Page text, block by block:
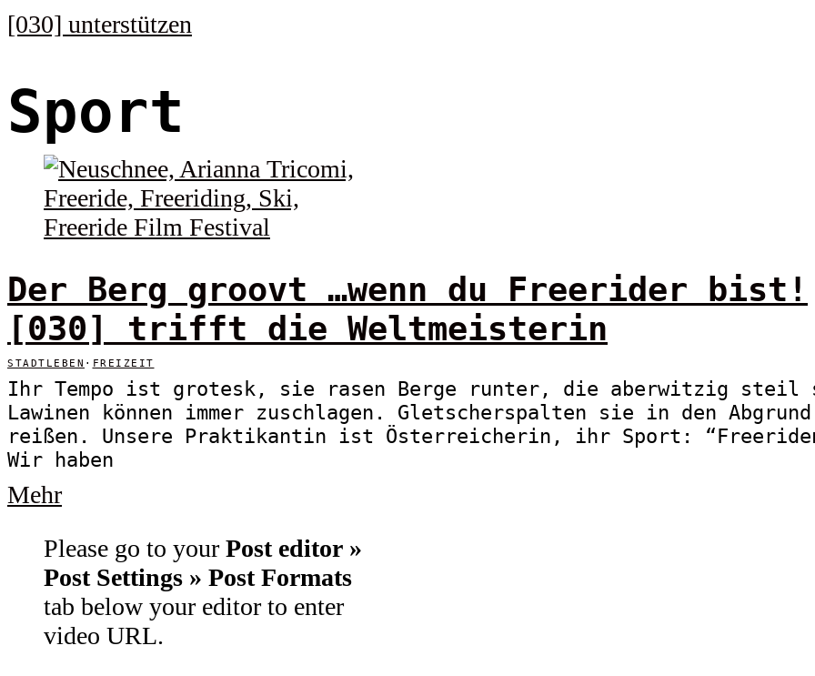
[030] unterstützen
Sport
Der Berg groovt …wenn du Freerider bist!
[030] trifft die Weltmeisterin
STADTLEBEN · FREIZEIT
Ihr Tempo ist grotesk, sie rasen Berge runter, die aberwitzig steil
Lawinen können immer zuschlagen. Gletscherspalten sie in den Abgrund
reißen. Unsere Praktikantin ist Österreicherin, ihr Sport:
Wir haben
Mehr
Please go to your Post editor »
Post Settings » Post Formats
tab below your editor to enter
video URL.